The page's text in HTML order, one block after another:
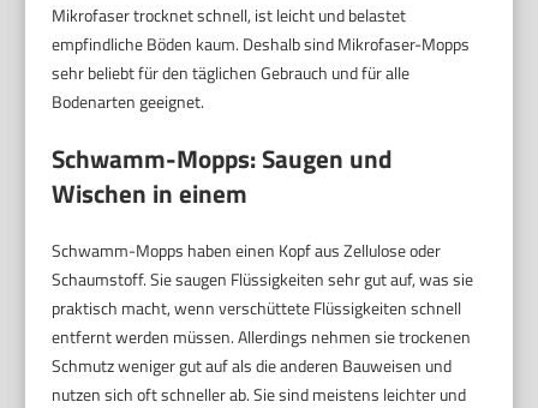
Mikrofaser trocknet schnell, ist leicht und belastet
empfindliche Böden kaum. Deshalb sind Mikrofaser-Mopps
sehr beliebt für den täglichen Gebrauch und für alle
Bodenarten geeignet.
Schwamm-Mopps: Saugen und
Wischen in einem
Schwamm-Mopps haben einen Kopf aus Zellulose oder
Schaumstoff. Sie saugen Flüssigkeiten sehr gut auf, was sie
praktisch macht, wenn verschüttete Flüssigkeiten schnell
entfernt werden müssen. Allerdings nehmen sie trockenen
Schmutz weniger gut auf als die anderen Bauweisen und
nutzen sich oft schneller ab. Sie sind meistens leichter und